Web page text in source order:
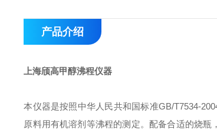
产品介绍
上海颀高甲醇沸程仪器
本仪器是按照中华人民共和国标准GB/T7534-
原料用有机溶剂等沸程的测定。配备合适的烧